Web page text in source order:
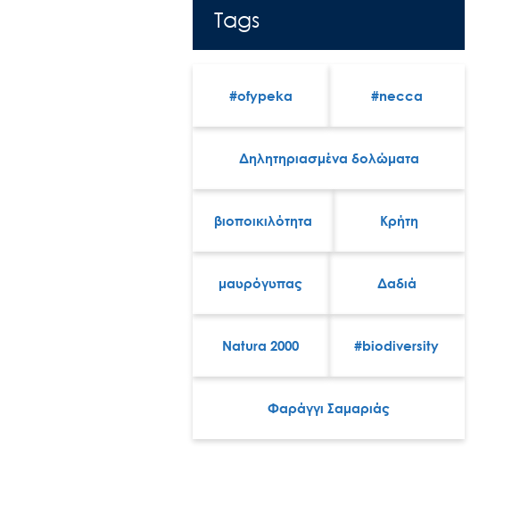
Tags
#ofypeka #necca
Δηλητηριασμένα δολώματα
βιοποικιλότητα Κρήτη
μαυρόγυπας Δαδιά
Natura 2000 #biodiversity
Φαράγγι Σαμαριάς